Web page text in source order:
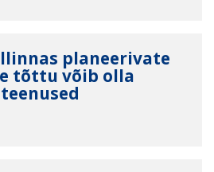
planeerivate
tõttu võib olla